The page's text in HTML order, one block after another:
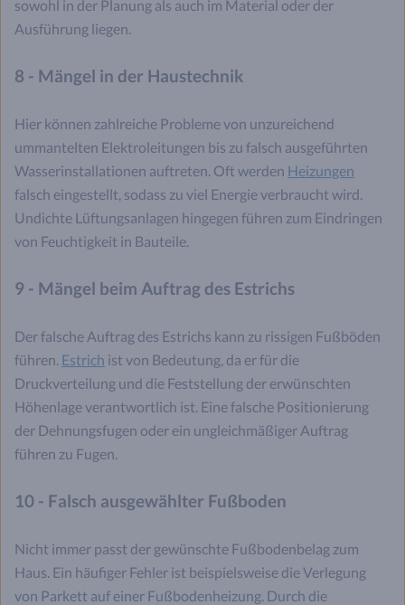
sowohl in der Planung als auch im Material oder der
Ausführung liegen.
8 - Mängel in der Haustechnik
Hier können zahlreiche Probleme von unzureichend
ummantelten Elektroleitungen bis zu falsch ausgeführten
Wasserinstallationen auftreten. Oft werden Heizungen
falsch eingestellt, sodass zu viel Energie verbraucht wird.
Undichte Lüftungsanlagen hingegen führen zum Eindringen
von Feuchtigkeit in Bauteile.
9 - Mängel beim Auftrag des Estrichs
Der falsche Auftrag des Estrichs kann zu rissigen Fußböden
führen. Estrich ist von Bedeutung, da er für die
Druckverteilung und die Feststellung der erwünschten
Höhenlage verantwortlich ist. Eine falsche Positionierung
der Dehnungsfugen oder ein ungleichmäßiger Auftrag
führen zu Fugen.
10 - Falsch ausgewählter Fußboden
Nicht immer passt der gewünschte Fußbodenbelag zum
Haus. Ein häufiger Fehler ist beispielsweise die Verlegung
von Parkett auf einer Fußbodenheizung. Durch die